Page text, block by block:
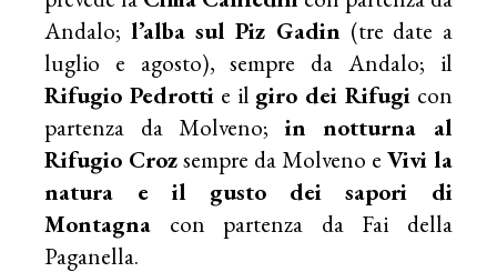
Andalo; l’alba sul Piz Gadin (tre date a
luglio e agosto), sempre da Andalo; il
Rifugio Pedrotti e il giro dei Rifugicon
partenza da Molveno; in notturna al
Rifugio Crozsempre da Molveno e Vivi la
natura e il gusto dei sapori di
Montagna con partenza da Fai della
Paganella.